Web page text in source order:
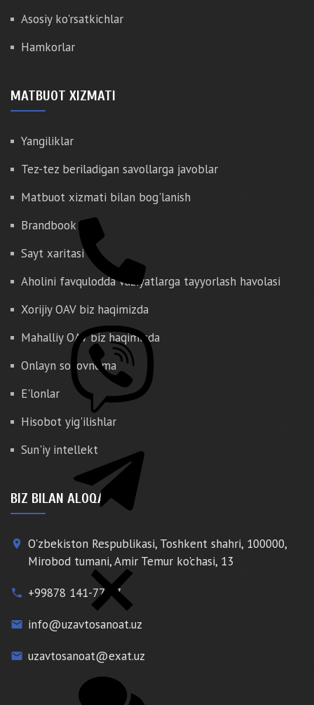
Asosiy ko'rsatkichlar
Hamkorlar
MATBUOT XIZMATI
Yangiliklar
Tez-tez beriladigan savollarga javoblar
Matbuot xizmati bilan bog'lanish
Brandbook
Sayt xaritasi
Aholini favqulodda vaziyatlarga tayyorlash havolasi
Xorijiy OAV biz haqimizda
Mahalliy OAV biz haqimizda
Onlayn so'rovnoma
E'lonlar
Hisobot yig'ilishlar
Sun'iy intellekt
BIZ BILAN ALOQA
place O'zbekiston Respublikasi, Toshkent shahri, 100000,
Mirobod tumani, Amir Temur ko'chasi, 13
phone +99878 141-77-77
email info@uzavtosanoat.uz
email uzavtosanoat@exat.uz